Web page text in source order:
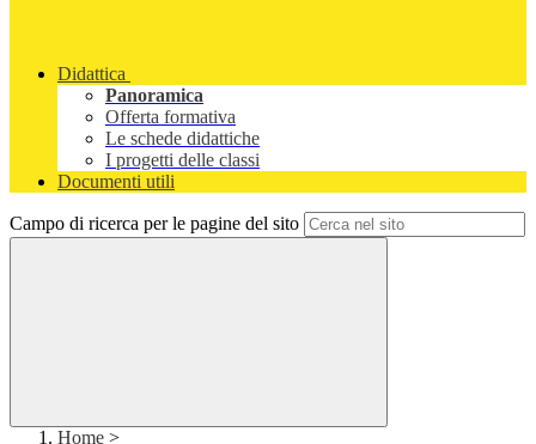
Didattica
Panoramica
Offerta formativa
Le schede didattiche
I progetti delle classi
Documenti utili
Campo di ricerca per le pagine del sito
Home >